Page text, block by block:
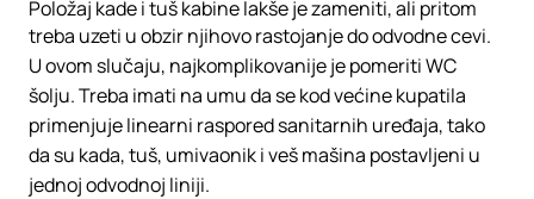
Položaj kade i tuš kabine lakše je zameniti, ali pritom
treba uzeti u obzir njihovo rastojanje do odvodne cevi.
U ovom slučaju, najkomplikovanije je pomeriti WC
šolju. Treba imati na umu da se kod većine kupatila
primenjuje linearni raspored sanitarnih uređaja, tako
da su kada, tuš, umivaonik i veš mašina postavljeni u
jednoj odvodnoj liniji.